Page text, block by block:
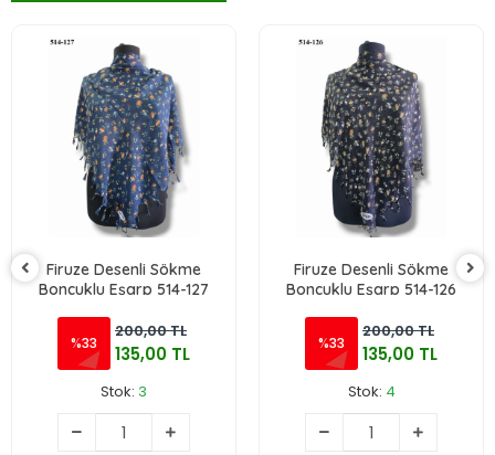
Firuze Desenli Sökme
Boncuklu Eşarp 514-127
%33
200,00 TL
135,00 TL
Stok: 3
Firuze Desenli Sökme
Boncuklu Eşarp 514-126
%33
200,00 TL
135,00 TL
Stok: 4